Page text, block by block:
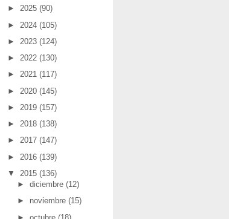
► 2025 (90)
► 2024 (105)
► 2023 (124)
► 2022 (130)
► 2021 (117)
► 2020 (145)
► 2019 (157)
► 2018 (138)
► 2017 (147)
► 2016 (139)
▼
2015 (136)
► diciembre (12)
► noviembre (15)
► octubre (18)